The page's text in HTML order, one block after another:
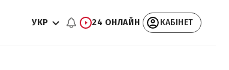
УКР 24 ОНЛАЙН КАБІНЕТ